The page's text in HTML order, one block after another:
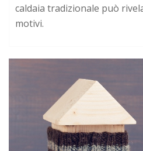
caldaia tradizionale può
motivi.